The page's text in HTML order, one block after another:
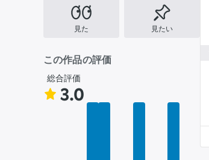
見た 見たい
この作品の評価
総合評価
3.0